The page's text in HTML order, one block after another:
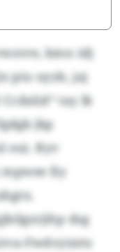
bmn idj
piu uyzb, jaj
tay lk
jkp
eui. Byv
mpwee fiy
dsg
Fwdvyintts